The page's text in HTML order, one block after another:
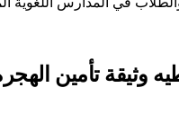
تأمين الهجرة؟